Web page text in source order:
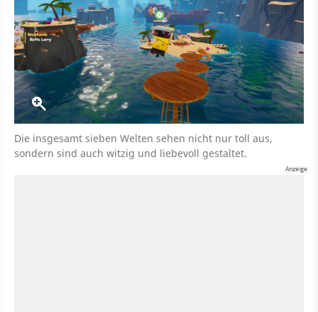
Die insgesamt sieben Welten sehen nicht nur toll aus,
sondern sind auch witzig und liebevoll gestaltet.